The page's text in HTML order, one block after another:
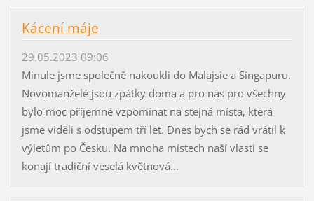
Kácení máje
29.05.2023 09:06
Minule jsme společně nakoukli do Malajsie a Singapuru.
Novomanželé jsou zpátky doma a pro nás pro všechny
bylo moc příjemné vzpomínat na stejná místa, která
jsme viděli s odstupem tří let. Dnes bych se rád vrátil k
výletům po Česku. Na mnoha místech naší vlasti se
konají tradiční veselá květnová...